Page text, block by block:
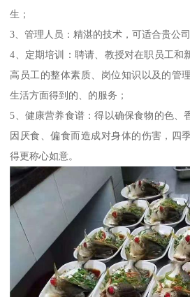
生；
3、管理人员：精湛的技术，可适合贵公
4、定期培训：聘请、教授对在职员工和
高员工的整体素质、岗位知识以及的管
生活方面得到的、的服务；
5、健康营养食谱：得以确保食物的色、
因厌食、偏食而造成对身体的伤害，四
得更称心如意。